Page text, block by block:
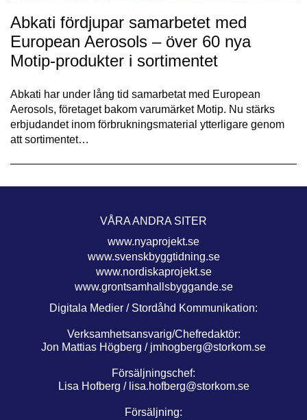
Abkati fördjupar samarbetet med
European Aerosols – över 60 nya
Motip-produkter i sortimentet
Abkati har under lång tid samarbetat med European
Aerosols, företaget bakom varumärket Motip. Nu stärks
erbjudandet inom förbrukningsmaterial ytterligare genom
att sortimentet…
VÅRA ANDRA SITER
www.nyaprojekt.se
www.svenskbyggtidning.se
www.nordiskaprojekt.se
www.grontsamhallsbyggande.se
Digitala Medier / Stordåhd Kommunikation:
Verksamhetsansvarig/Chefredaktör:
Jon Mattias Högberg / jmhogberg@storkom.se
Försäljningschef:
Lisa Hofberg / lisa.hofberg@storkom.se
Försäljning: